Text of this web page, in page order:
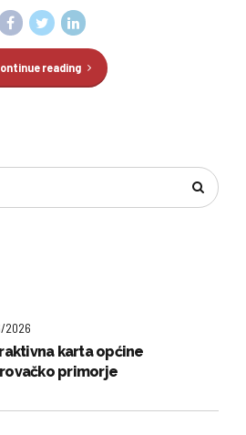
reading
2026
karta općine
primorje